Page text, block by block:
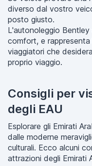
diverso dal vostro
posto giusto.
L'autonoleggio
comfort, e
viaggiatori che
proprio viaggio.
Consigli per
degli EAU
Esplorare gli Emirati
dalle moderne
culturali. Ecco alcuni
attrazioni degli Emirati